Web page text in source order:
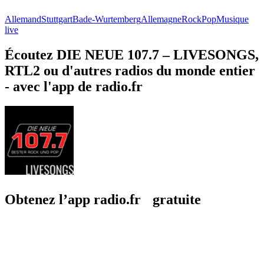
AllemandStuttgartBade-WurtembergAllemagneRockPopMusique
live
Écoutez DIE NEUE 107.7 – LIVESONGS,
RTL2 ou d'autres radios du monde entier
- avec l'app de radio.fr
Obtenez l’app radio.fr gratuite